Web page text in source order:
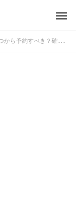
？確実に安く借りるための秘訣